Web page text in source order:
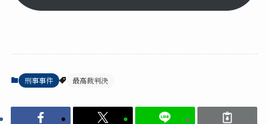
刑事事件 最高裁判決